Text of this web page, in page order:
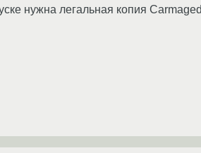
нужна легальная копия